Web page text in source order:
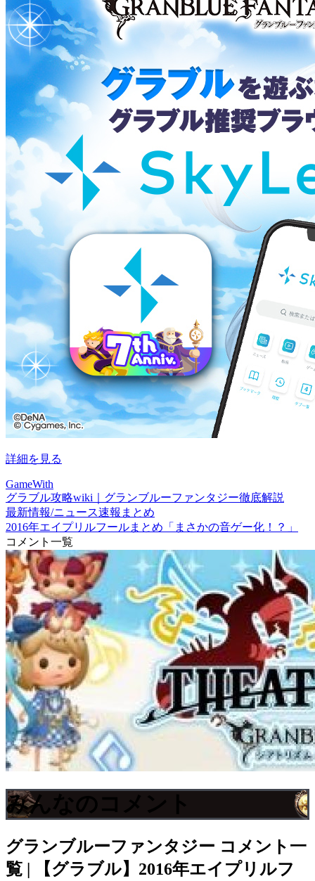
詳細を見る
GameWith
グラブル攻略wiki｜グランブルーファンタジー徹底解説
最新情報/ニュース速報まとめ
2016年エイプリルフールまとめ「まさかの音ゲー化！？」
コメント一覧
みんなのコメント
グランブルーファンタジー コメント一
覧 | 【グラブル】2016年エイプリルフ